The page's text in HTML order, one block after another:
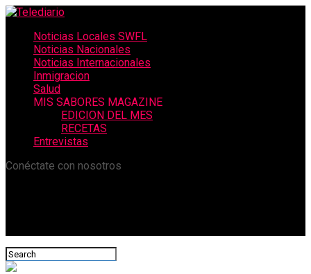
Noticias Locales SWFL
Noticias Nacionales
Noticias Internacionales
Inmigracion
Salud
MIS SABORES MAGAZINE
EDICION DEL MES
RECETAS
Entrevistas
Conéctate con nosotros